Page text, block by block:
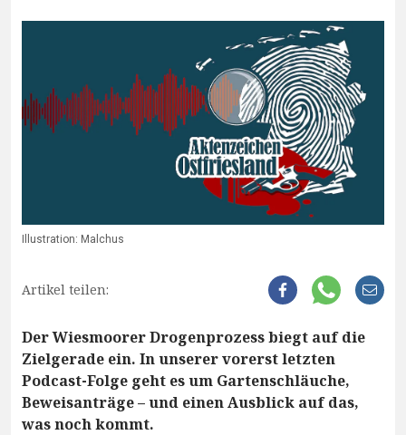
Illustration: Malchus
Artikel teilen:
Der Wiesmoorer Drogenprozess biegt auf die
Zielgerade ein. In unserer vorerst letzten
Podcast-Folge geht es um Gartenschläuche,
Beweisanträge – und einen Ausblick auf das,
was noch kommt.